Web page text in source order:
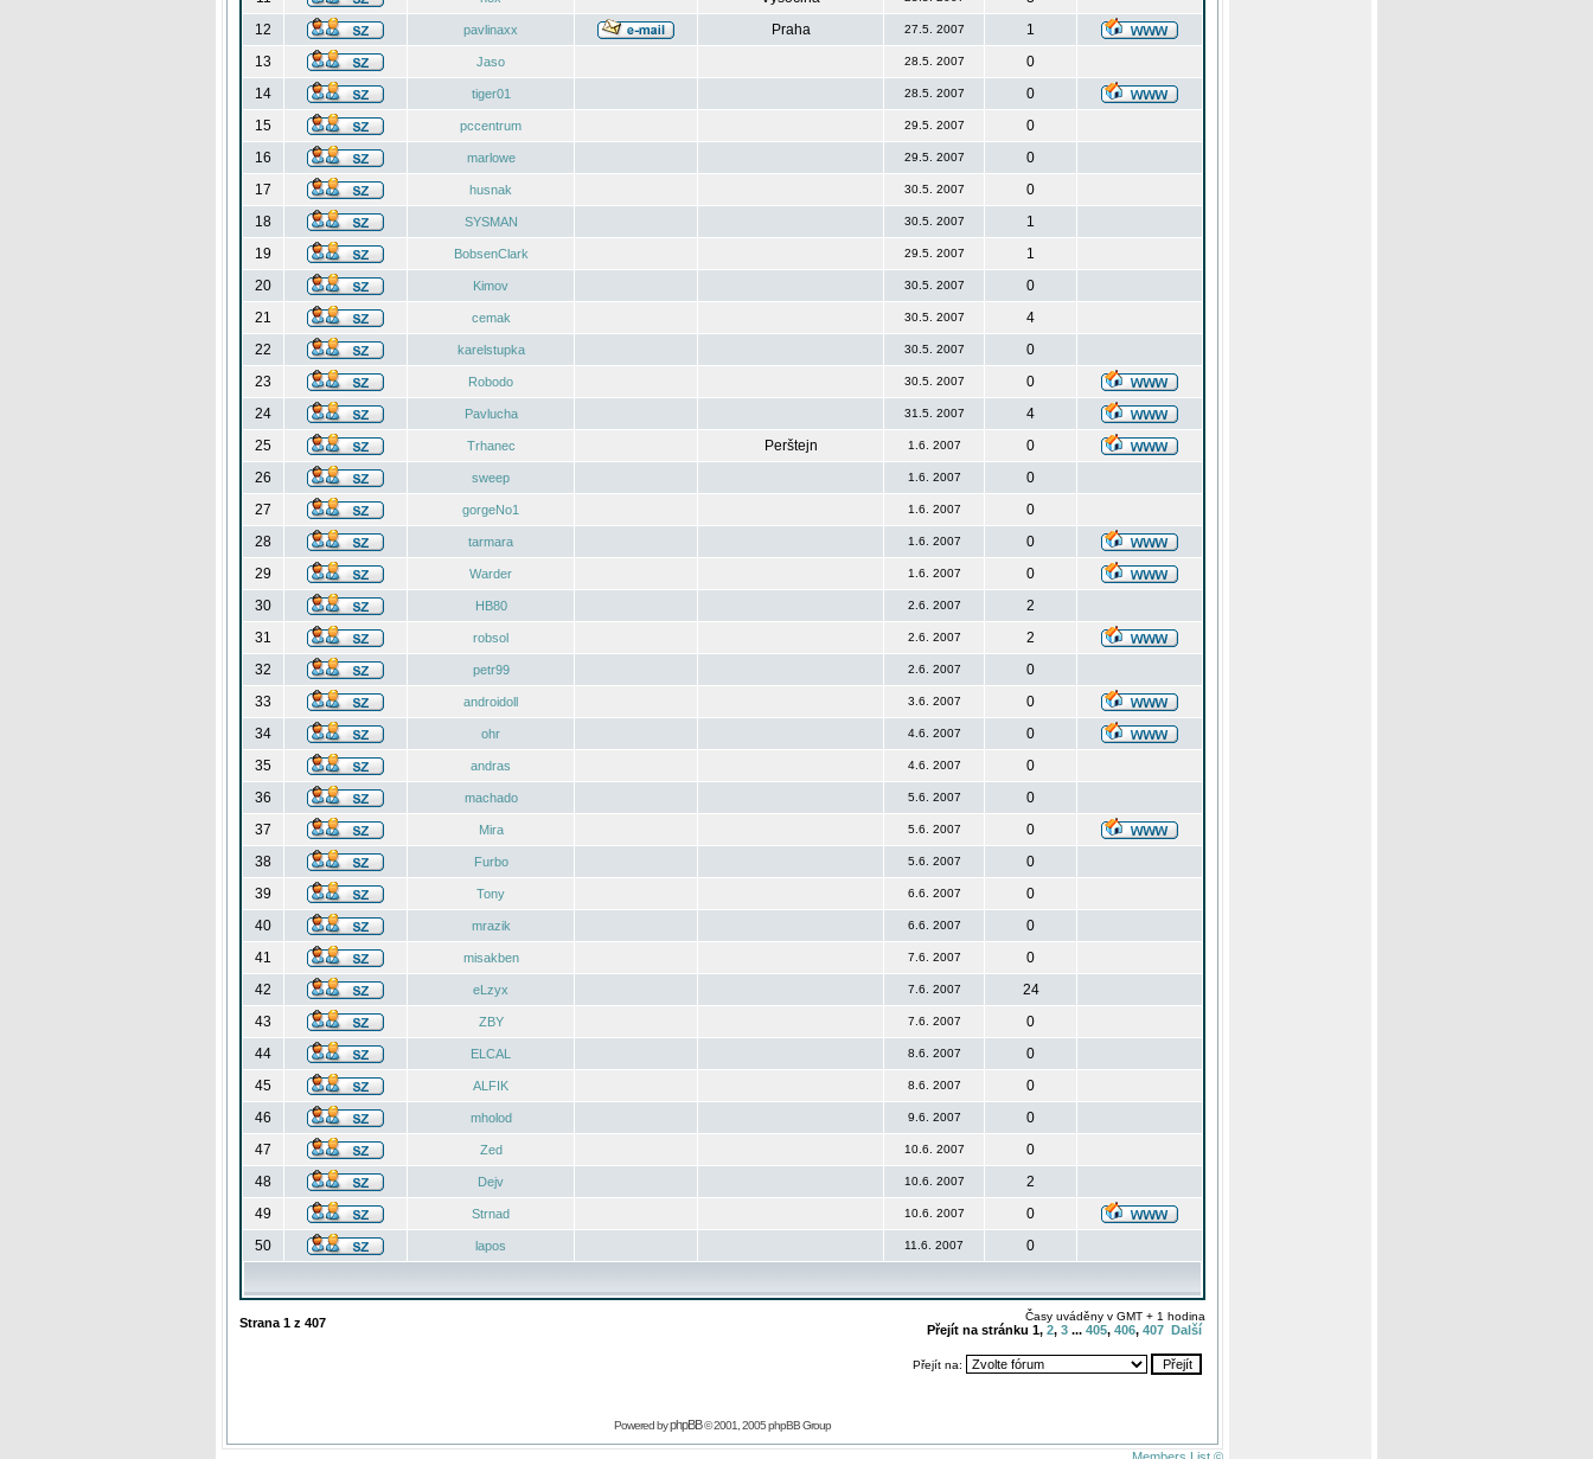
12
pavlinaxx Praha 27.5. 2007
1
13
Jaso 28.5. 2007
0
14
tiger01 28.5. 2007
0
15
pccentrum 29.5. 2007
0
16
marlowe 29.5. 2007
0
17
husnak 30.5. 2007
0
18
SYSMAN 30.5. 2007
1
19
BobsenClark 29.5. 2007
1
20
Kimov 30.5. 2007
0
21
cemak 30.5. 2007
4
22
karelstupka 30.5. 2007
0
23
Robodo 30.5. 2007
0
24
Pavlucha 31.5. 2007
4
25
Trhanec Perštejn 1.6. 2007
0
26
sweep 1.6. 2007
0
27
gorgeNo1 1.6. 2007
0
28
tarmara 1.6. 2007
0
29
Warder 1.6. 2007
0
30
HB80 2.6. 2007
2
31
robsol 2.6. 2007
2
32
petr99 2.6. 2007
0
33
androidoll 3.6. 2007
0
34
ohr 4.6. 2007
0
35
andras 4.6. 2007
0
36
machado 5.6. 2007
0
37
Mira 5.6. 2007
0
38
Furbo 5.6. 2007
0
39
Tony 6.6. 2007
0
40
mrazik 6.6. 2007
0
41
misakben 7.6. 2007
0
42
eLzyx 7.6. 2007
24
43
ZBY 7.6. 2007
0
44
ELCAL 8.6. 2007
0
45
ALFIK 8.6. 2007
0
46
mholod 9.6. 2007
0
47
Zed 10.6. 2007
0
48
Dejv 10.6. 2007
2
49
Strnad 10.6. 2007
0
50
lapos 11.6. 2007 0
Strana 1 z 407 Časy uváděny v GMT + 1 hodina
Přejít na stránku 1, 2, 3 ... 405, 406, 407 Další
Přejít na:
Powered byphpBB© 2001, 2005 phpBB Group